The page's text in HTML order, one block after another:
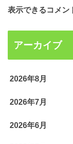
表示できるコメン
アーカイブ
2026年8月
2026年7月
2026年6月